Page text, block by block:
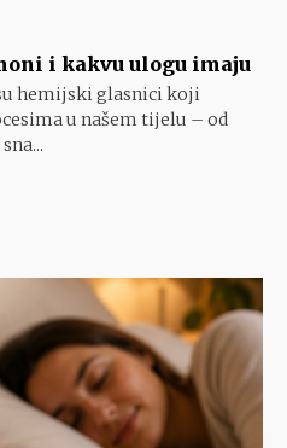
i kakvu ulogu imaju
hemijski glasnici koji
u našem tijelu – od